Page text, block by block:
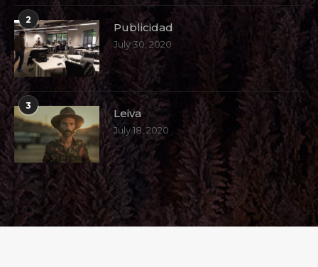
2
Publicidad
July 30, 2020
3
Leiva
July 18, 2020